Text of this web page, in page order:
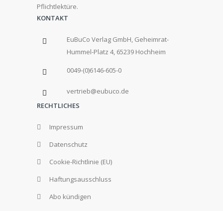
Pflichtlektüre.
KONTAKT
EuBuCo Verlag GmbH, Geheimrat-
Hummel-Platz 4, 65239 Hochheim
0049-(0)6146-605-0
vertrieb@eubuco.de
RECHTLICHES
Impressum
Datenschutz
Cookie-Richtlinie (EU)
Haftungsausschluss
Abo kündigen